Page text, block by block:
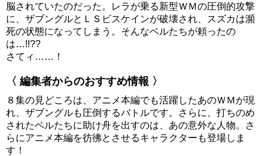
脳されていたのだった。レラが乗る新型ＷＭの圧倒的攻撃
に、ザブングルとＬＳビスケインが破壊され、スズカは瀕
死の状態になってしまう。そんなベルたちが頼ったの
は…!!??
さてィ……！
〈 編集者からのおすすめ情報 〉
８集の見どころは、アニメ本編でも活躍したあのＷＭが現
れ、ザブングルも圧倒するバトルです。さらに、打ちのめ
されたベルたちに助け舟を出すのは、あの意外な人物。さ
らにアニメ本編を彷彿とさせるキャラクターも登場しま
す！